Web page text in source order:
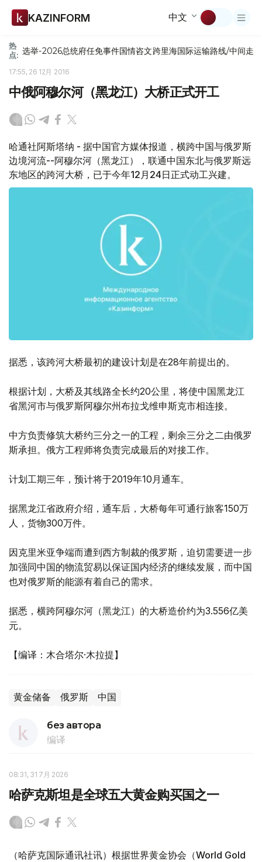
KAZINFORM 中文
热
点: 选举-2026总统府任免事件国情咨文跨里海国际运输路线/中间走廊
17:55, 26 12月 2016
中俄阿穆尔河（黑龙江）大桥正式开工
哈通社阿斯塔纳 - 据中国官方媒体报道，横跨中国与俄罗斯
边境河流--阿穆尔河（黑龙江），联通中国东北与俄罗斯远
东地区的跨河大桥，已于今年12月24日正式动工兴建。
据悉，该跨河大桥最初的建设计划是在28年前提出的。
根据计划，大桥及其线路全长约20公里，将使中国黑龙江
省黑河市与俄罗斯阿穆尔州布拉戈维申斯克市相连接。
中方负责修筑大桥约三分之一的工程，剩余三分之二由俄罗
斯承担。俄方工程师将负责完成最后的对接工作。
计划工期三年，预计将于2019年10月通车。
据黑龙江省政府介绍，通车后，大桥每年可通行旅客150万
人，货物300万件。
因克里米亚争端而遭到西方制裁的俄罗斯，迫切需要进一步
加强同中国的物流贸易以保证国内经济的继续发展，而中国
也对俄罗斯的能源有着自己的需求。
据悉，横跨阿穆尔河（黑龙江）的大桥造价约为3.556亿美
元。
【编译：木合塔尔·木拉提】
黄金储备 俄罗斯 中国
без автора
编译
08:31, 31 7月 2026
哈萨克斯坦是全球五大黄金购买国之一
（哈萨克国际通讯社讯）根据世界黄金协会（World Gold